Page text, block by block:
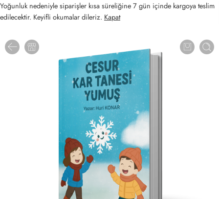
Yoğunluk nedeniyle siparişler kısa süreliğine 7 gün içinde kargoya teslim
edilecektir. Keyifli okumalar dileriz. Kapat